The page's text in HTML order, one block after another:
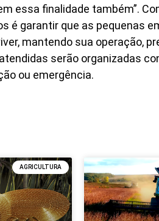
essa finalidade também”.
é garantir que as pequenas
mantendo sua operação,
serão organizadas
ou emergência.
AGRICULTURA